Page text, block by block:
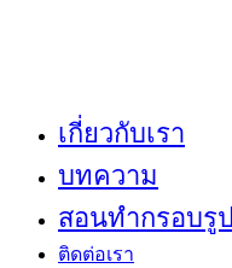
เกี่ยวกับเรา
บทความ
สอนทำกรอบรูป
ติดต่อเรา